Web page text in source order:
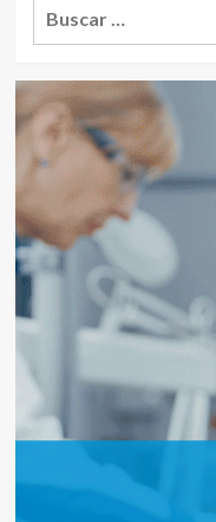
recibió
de
US$
505
millones
la
UE
por
obstaculizar
el
mercado
de